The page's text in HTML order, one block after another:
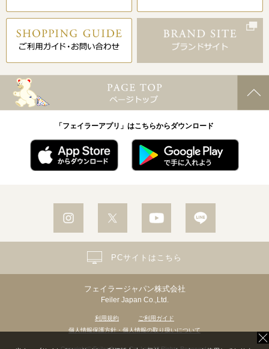
「フェイラーアプリ」はこちらからダウンロード
フェイラージャパン株式会社
Feiler Japan Co.,Ltd.
利用規約
ご利用ガイド
個人情報保護方針・個人情報の取り扱いについて
PCサイトはこちら